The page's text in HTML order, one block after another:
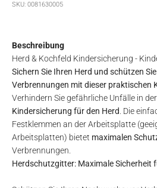
SKU: 0081630005
Beschreibung
Herd & Kochfeld Kindersicherung -
Sichern Sie Ihren Herd und schützen
Verbrennungen mit dieser praktischen
Verhindern Sie gefährliche Unfälle in
Kindersicherung für den Herd . Die
Festklemmen an der Arbeitsplatte
Arbeitsplatten) bietet maximalen
Verbrennungen.
Herdschutzgitter: Maximale Sicherheit